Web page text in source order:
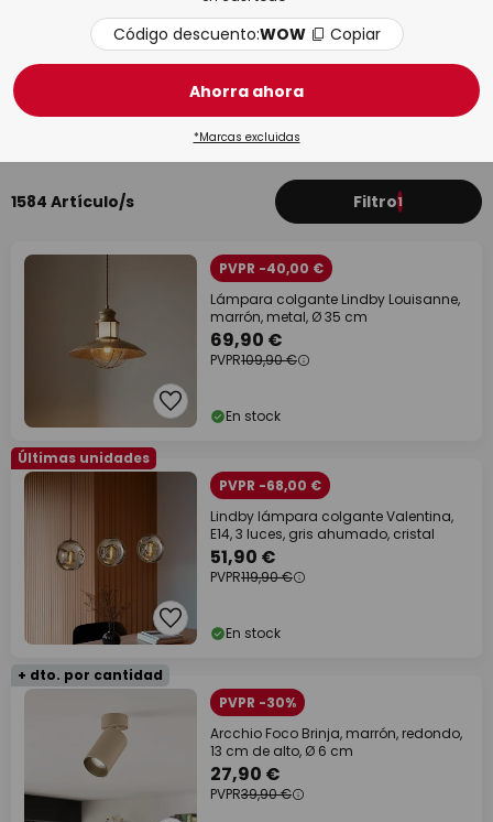
1584 Artículo/s Filtro1
PVPR -40,00 €
Lámpara colgante Lindby Louisanne,
marrón, metal, Ø 35 cm
69,90 €
PVPR109,90 €
En stock
Últimas unidades
PVPR -68,00 €
Lindby lámpara colgante Valentina,
E14, 3 luces, gris ahumado, cristal
51,90 €
PVPR119,90 €
En stock
+ dto. por cantidad
PVPR -30%
Arcchio Foco Brinja, marrón, redondo,
13 cm de alto, Ø 6 cm
27,90 €
PVPR39,90 €
Código descuento:WOW Copiar
Ahorra ahora
*Marcas excluidas